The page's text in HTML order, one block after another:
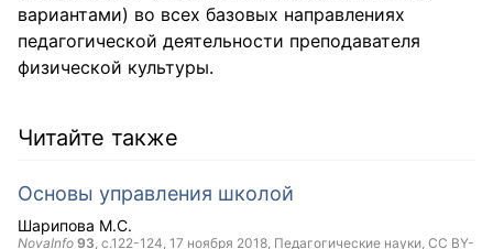
вариантами) во всех базовых направлениях
педагогической деятельности преподавателя
физической культуры.
Читайте также
Основы управления школой
Шарипова М.С.
NovaInfo 93, с.122-124, 17 ноября 2018, Педагогические науки, CC BY-